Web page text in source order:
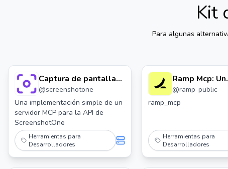
Kit
Para algunas
Captura de pantalla
del servidor Mcp
@screenshotone
Una implementación simple de un
servidor MCP para la API de
ScreenshotOne
Herramientas para
Desarrolladores
Ramp Mcp: Un
Servidor Ramp
@ramp-public
ramp_mcp
Herramientas para
Desarrolladores